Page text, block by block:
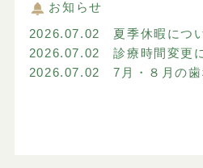
お知らせ
2026.07.02 夏季休暇につ
2026.07.02 診療時間変更
2026.07.02 7月・８月の歯